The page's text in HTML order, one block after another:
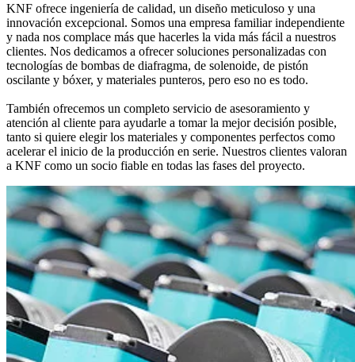
KNF ofrece ingeniería de calidad, un diseño meticuloso y una
innovación excepcional. Somos una empresa familiar independiente
y nada nos complace más que hacerles la vida más fácil a nuestros
clientes. Nos dedicamos a ofrecer soluciones personalizadas con
tecnologías de bombas de diafragma, de solenoide, de pistón
oscilante y bóxer, y materiales punteros, pero eso no es todo.
También ofrecemos un completo servicio de asesoramiento y
atención al cliente para ayudarle a tomar la mejor decisión posible,
tanto si quiere elegir los materiales y componentes perfectos como
acelerar el inicio de la producción en serie. Nuestros clientes valoran
a KNF como un socio fiable en todas las fases del proyecto.